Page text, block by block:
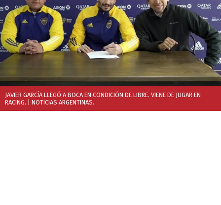
JAVIER GARCÍA LLEGÓ A BOCA EN CONDICIÓN DE LIBRE. VIENE DE JUGAR EN
RACING. | NOTICIAS ARGENTINAS.